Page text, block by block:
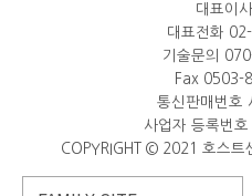
대표이
대표전화
기술문의
Fax 0503-
통신판매번호
사업자 등록번
COPYRIGHT © 2021 호스트